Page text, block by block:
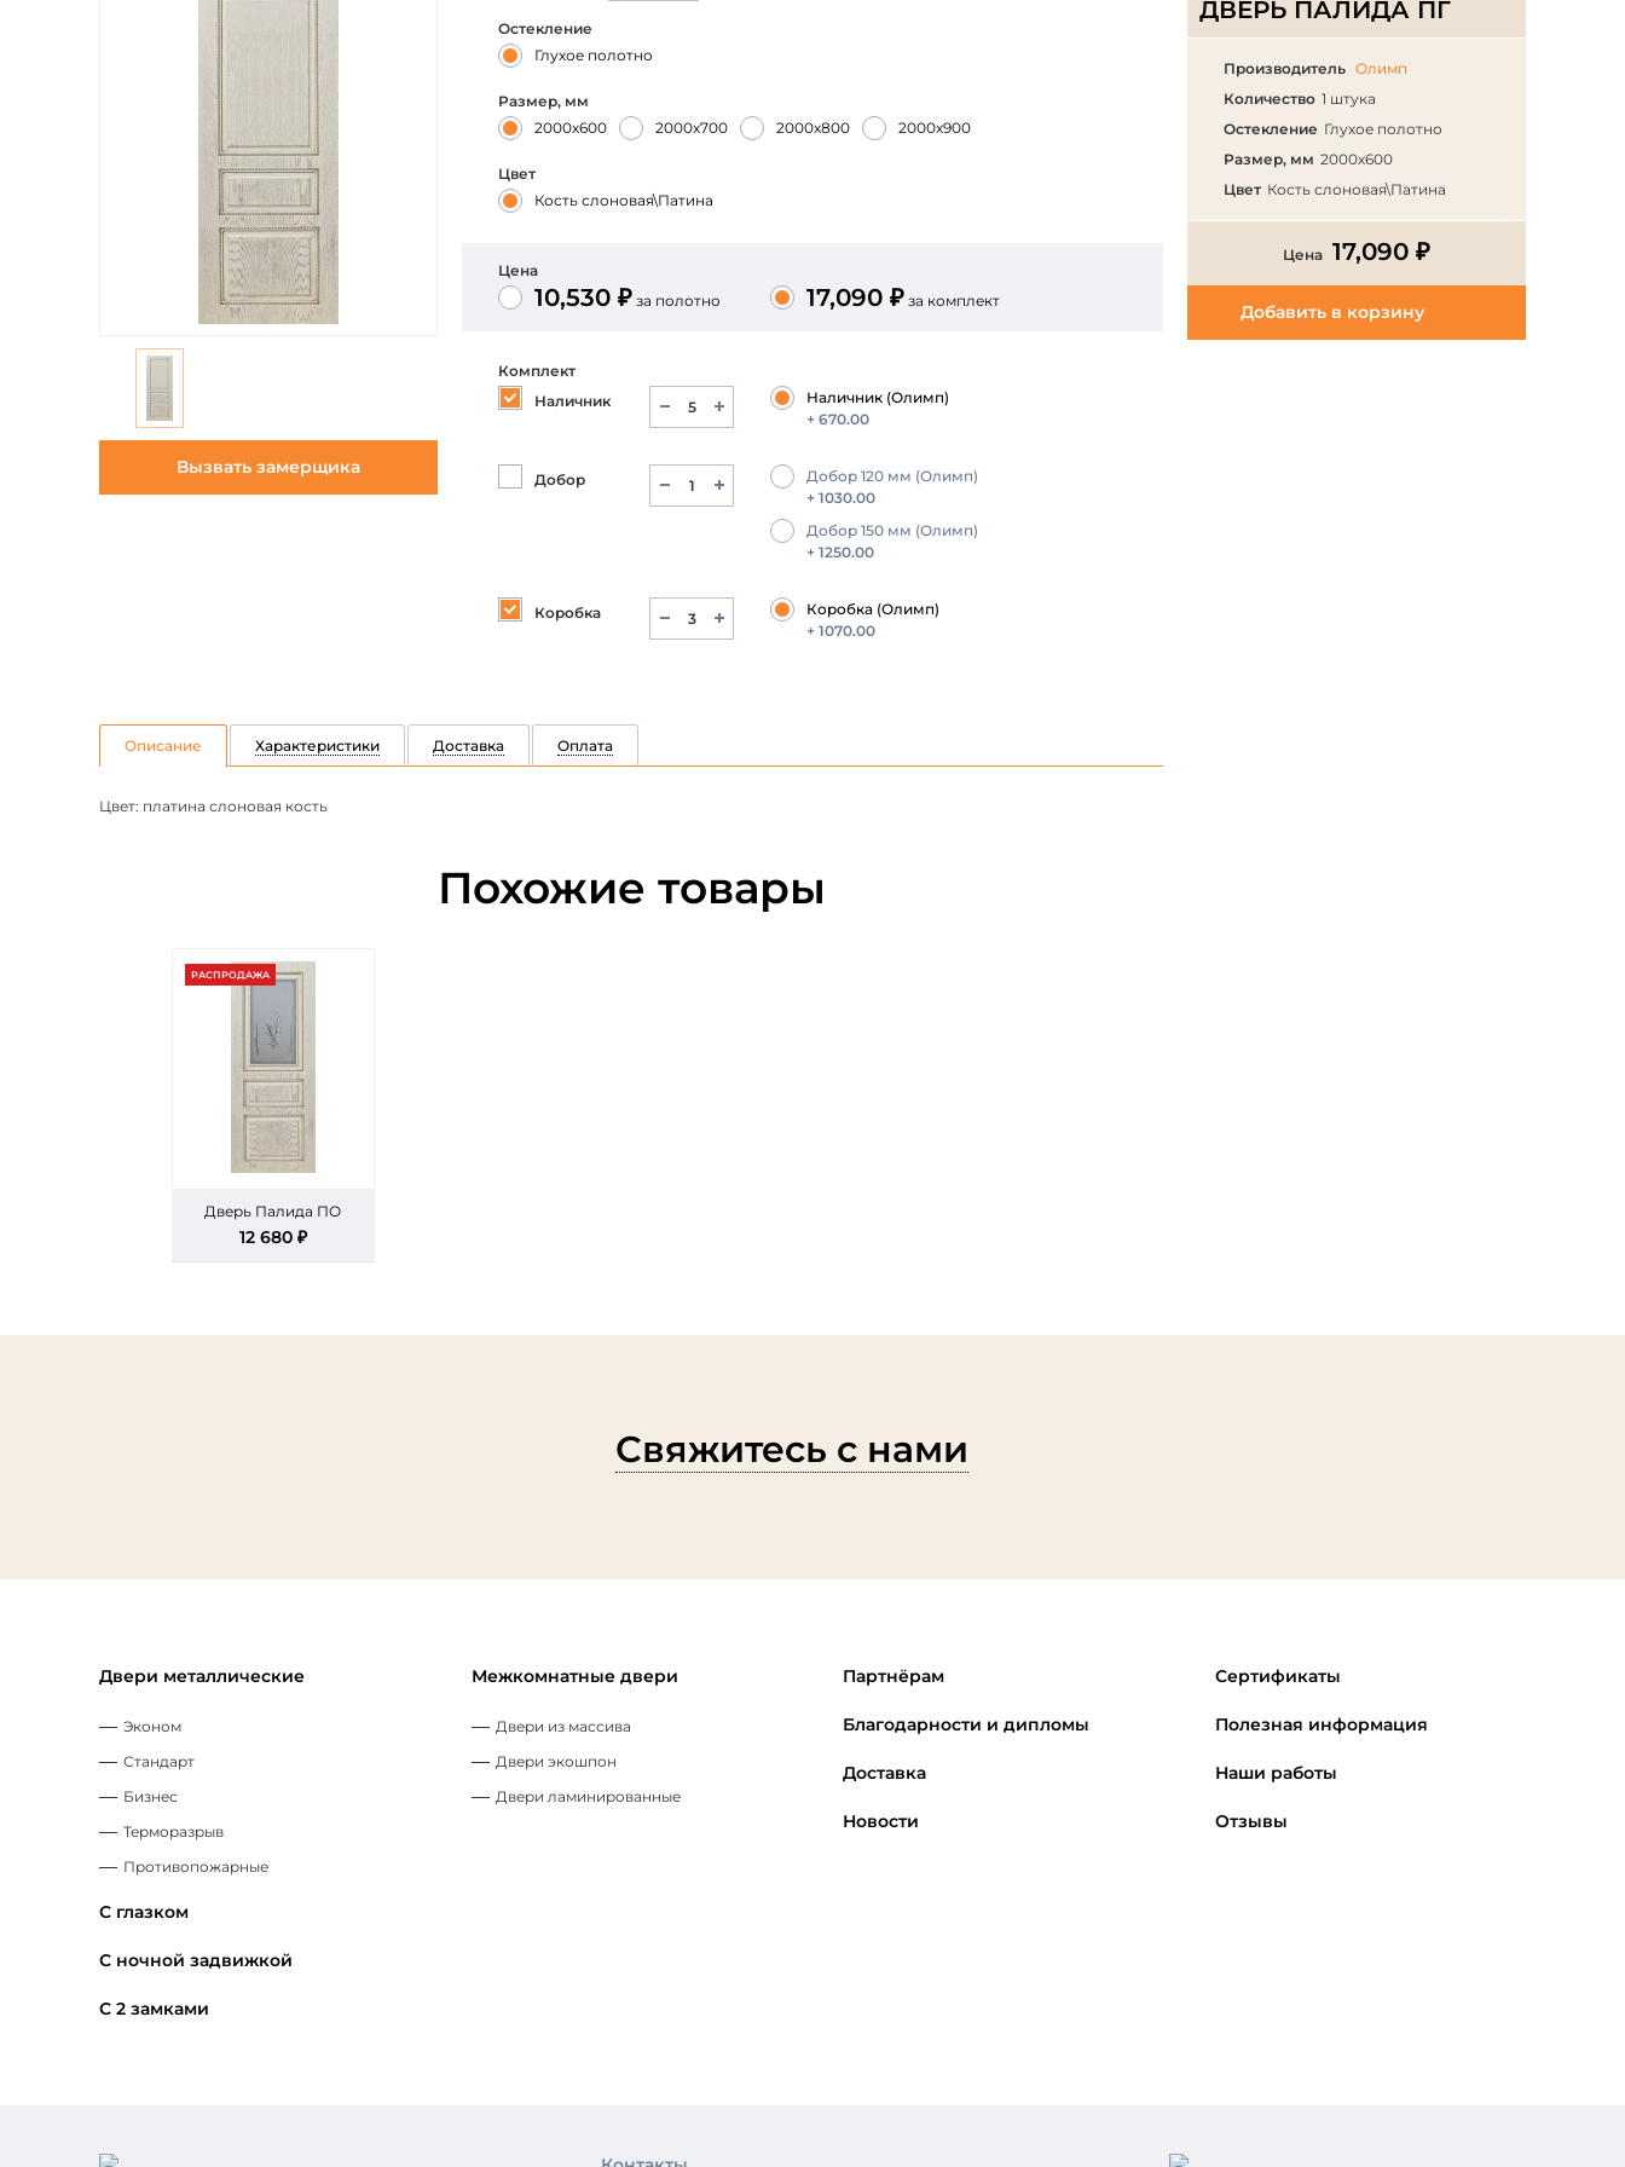
Вызвать замерщика
Остекление
Глухое полотно
Размер, мм
2000х600
2000х700 2000х800 2000х900
Цвет
Кость слоновая\Патина
Цена
10,530 ₽ за полотно 17,090 ₽ за комплект
Комплект
Наличник
Наличник (Олимп)
+ 670.00
Добор
Добор 120 мм (Олимп)
+ 1030.00
Добор 150 мм (Олимп)
+ 1250.00
Коробка
Коробка (Олимп)
+ 1070.00
ДВЕРЬ ПАЛИДА ПГ
Производитель Олимп
Количество 1 штука
Остекление Глухое полотно
Размер, мм 2000х600
Цвет Кость слоновая\Патина
Цена 17,090 ₽
Добавить в корзину
Описание Характеристики Доставка Оплата
Цвет: платина слоновая кость
Похожие товары
РАСПРОДАЖА
Дверь Палида ПО
12 680 ₽
Свяжитесь с нами
Двери металлические
Эконом
Стандарт
Бизнес
Терморазрыв
Противопожарные
С глазком
С ночной задвижкой
С 2 замками
Межкомнатные двери
Двери из массива
Двери экошпон
Двери ламинированные
Партнёрам
Благодарности и дипломы
Доставка
Новости
Сертификаты
Полезная информация
Наши работы
Отзывы